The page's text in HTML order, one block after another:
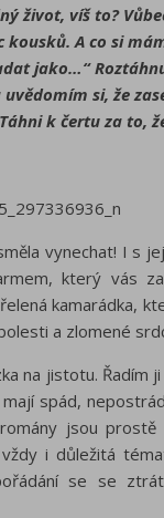
život, víš to?
kousků. A co si
jako…“
si, že
k čertu za to,
vynechat! I s
který vás
kamarádka,
a zlomené
na jistotu. Řadím ji
spád,
jsou prostě
i důležitá
se se